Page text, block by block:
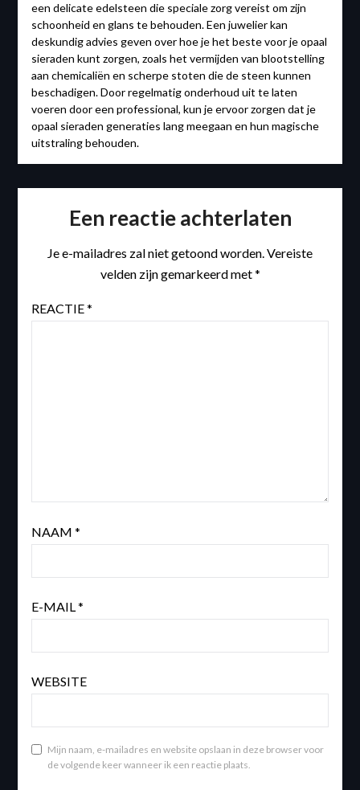
een delicate edelsteen die speciale zorg vereist om zijn
schoonheid en glans te behouden. Een juwelier kan
deskundig advies geven over hoe je het beste voor je opaal
sieraden kunt zorgen, zoals het vermijden van blootstelling
aan chemicaliën en scherpe stoten die de steen kunnen
beschadigen. Door regelmatig onderhoud uit te laten
voeren door een professional, kun je ervoor zorgen dat je
opaal sieraden generaties lang meegaan en hun magische
uitstraling behouden.
Een reactie achterlaten
Je e-mailadres zal niet getoond worden.Vereiste
velden zijn gemarkeerd met*
REACTIE*
NAAM *
E-MAIL*
WEBSITE
Mijn naam, e-mailadres en website opslaan in deze browser voor
de volgende keer wanneer ik een reactie plaats.